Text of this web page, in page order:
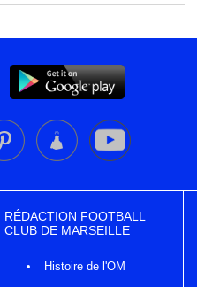
RÉDACTION FOOTBALL
CLUB DE MARSEILLE
Histoire de l'OM